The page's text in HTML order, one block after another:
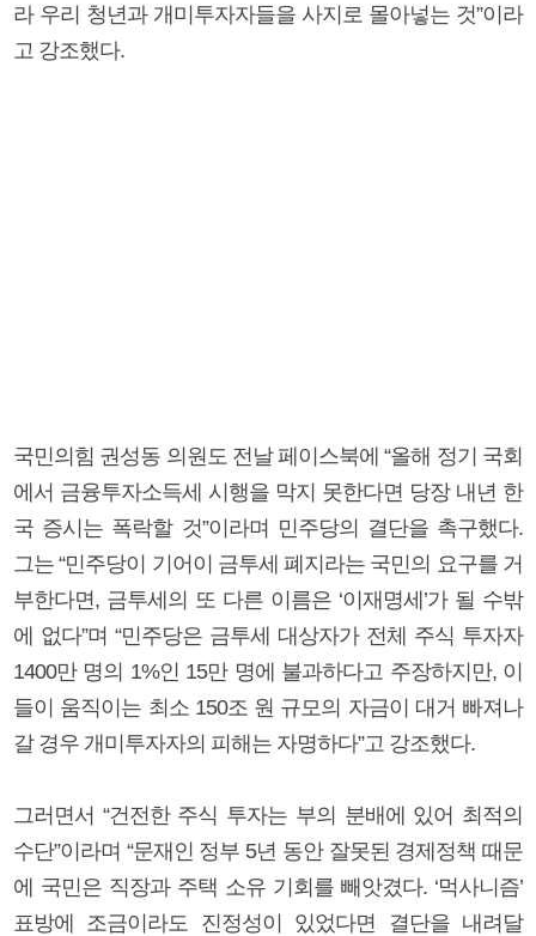
라 우리 청년과 개미투자자들을 사지로 몰아넣는 것”이라
고 강조했다.
국민의힘 권성동 의원도 전날 페이스북에 “올해 정기 국회
에서 금융투자소득세 시행을 막지 못한다면 당장 내년 한
국 증시는 폭락할 것”이라며 민주당의 결단을 촉구했다.
그는 “민주당이 기어이 금투세 폐지라는 국민의 요구를 거
부한다면, 금투세의 또 다른 이름은 ‘이재명세’가 될 수밖
에 없다”며 “민주당은 금투세 대상자가 전체 주식 투자자
1400만 명의 1%인 15만 명에 불과하다고 주장하지만, 이
들이 움직이는 최소 150조 원 규모의 자금이 대거 빠져나
갈 경우 개미투자자의 피해는 자명하다”고 강조했다.
그러면서 “건전한 주식 투자는 부의 분배에 있어 최적의
수단”이라며 “문재인 정부 5년 동안 잘못된 경제정책 때문
에 국민은 직장과 주택 소유 기회를 빼앗겼다. ‘먹사니즘’
표방에 조금이라도 진정성이 있었다면 결단을 내려달